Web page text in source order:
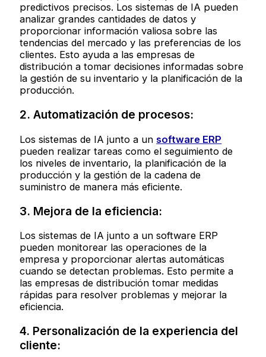
predictivos precisos. Los sistemas de IA pueden
analizar grandes cantidades de datos y
proporcionar información valiosa sobre las
tendencias del mercado y las preferencias de los
clientes. Esto ayuda a las empresas de
distribución a tomar decisiones informadas sobre
la gestión de su inventario y la planificación de la
producción.
2. Automatización de procesos:
Los sistemas de IA junto a unsoftware ERP
pueden realizar tareas como el seguimiento de
los niveles de inventario, la planificación de la
producción y la gestión de la cadena de
suministro de manera más eficiente.
3. Mejora de la eficiencia:
Los sistemas de IA junto a un software ERP
pueden monitorear las operaciones de la
empresa y proporcionar alertas automáticas
cuando se detectan problemas. Esto permite a
las empresas de distribución tomar medidas
rápidas para resolver problemas y mejorar la
eficiencia.
4. Personalización de la experiencia del
cliente: